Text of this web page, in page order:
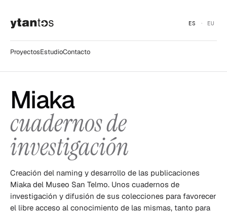
ProyectosEstudioContacto
ES EU
Miaka
cuadernos de
investigación
Creación del naming y desarrollo de las publicaciones
Miaka del Museo San Telmo. Unos cuadernos de
investigación y difusión de sus colecciones para favorecer
el libre acceso al conocimiento de las mismas, tanto para